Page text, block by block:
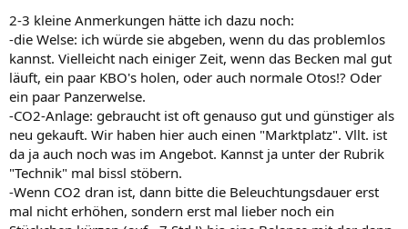
2-3 kleine Anmerkungen hätte ich dazu noch:
-die Welse: ich würde sie abgeben, wenn du das problemlos
kannst. Vielleicht nach einiger Zeit, wenn das Becken mal gut
läuft, ein paar KBO's holen, oder auch normale Otos!? Oder
ein paar Panzerwelse.
-CO2-Anlage: gebraucht ist oft genauso gut und günstiger als
neu gekauft. Wir haben hier auch einen "Marktplatz". Vllt. ist
da ja auch noch was im Angebot. Kannst ja unter der Rubrik
"Technik" mal bissl stöbern.
-Wenn CO2 dran ist, dann bitte die Beleuchtungsdauer erst
mal nicht erhöhen, sondern erst mal lieber noch ein